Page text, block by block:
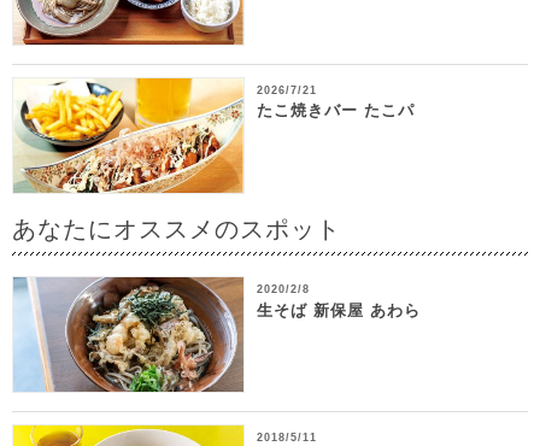
2026/7/21
たこ焼きバー たこパ
あなたにオススメのスポット
2020/2/8
生そば 新保屋 あわら
2018/5/11